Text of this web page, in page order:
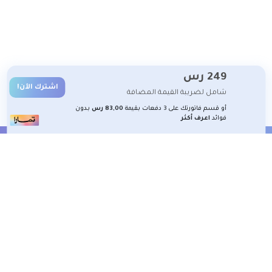
249 رس
شامل لضريبة القيمة المضافة
اشترك الآن!
أو قسم فاتورتك على 3 دفعات بقيمة 83,00 رس
بدون
فوائد اعرف أكثر